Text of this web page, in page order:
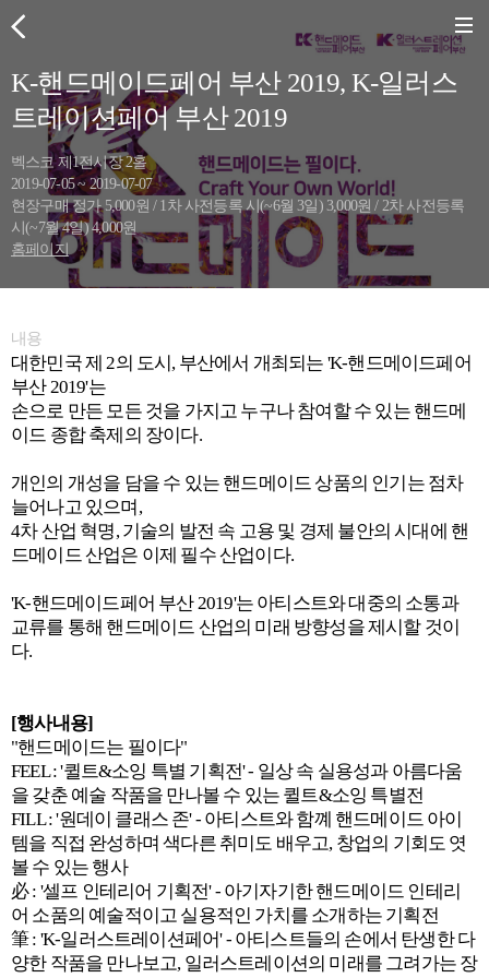
K-핸드메이드페어 부산 2019, K-일러스
트레이션페어 부산 2019
벡스코 제1전시장 2홀
2019-07-05 ~ 2019-07-07
현장구매 정가 5,000원 / 1차 사전등록 시(~6월 3일) 3,000원 / 2차 사전등록
시(~7월 4일) 4,000원
홈페이지
내용
대한민국 제 2의 도시, 부산에서 개최되는 'K-핸드메이드페어
부산 2019'는
손으로 만든 모든 것을 가지고 누구나 참여할 수 있는 핸드메
이드 종합 축제의 장이다.
개인의 개성을 담을 수 있는 핸드메이드 상품의 인기는 점차
늘어나고 있으며,
4차 산업 혁명, 기술의 발전 속 고용 및 경제 불안의 시대에 핸
드메이드 산업은 이제 필수 산업이다.
'K-핸드메이드페어 부산 2019'는 아티스트와 대중의 소통과
교류를 통해 핸드메이드 산업의 미래 방향성을 제시할 것이
다.
[행사내용]
"핸드메이드는 필이다"
FEEL : '퀼트&소잉 특별 기획전' - 일상 속 실용성과 아름다움
을 갖춘 예술 작품을 만나볼 수 있는 퀼트&소잉 특별전
FILL : '원데이 클래스 존' - 아티스트와 함꼐 핸드메이드 아이
템을 직접 완성하며 색다른 취미도 배우고, 창업의 기회도 엿
볼 수 있는 행사
必 : '셀프 인테리어 기획전' - 아기자기한 핸드메이드 인테리
어 소품의 예술적이고 실용적인 가치를 소개하는 기획전
筆 : 'K-일러스트레이션페어' - 아티스트들의 손에서 탄생한 다
양한 작품을 만나보고, 일러스트레이션의 미래를 그려가는 장